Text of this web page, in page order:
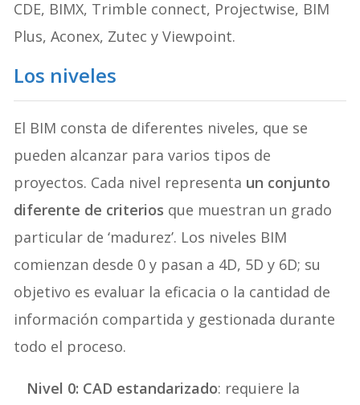
CDE, BIMX, Trimble connect, Projectwise, BIM
Plus, Aconex, Zutec y Viewpoint.
Los niveles
El BIM consta de diferentes niveles, que se
pueden alcanzar para varios tipos de
proyectos. Cada nivel representa un conjunto
diferente de criterios que muestran un grado
particular de ‘madurez’. Los niveles BIM
comienzan desde 0 y pasan a 4D, 5D y 6D; su
objetivo es evaluar la eficacia o la cantidad de
información compartida y gestionada durante
todo el proceso.
Nivel 0: CAD estandarizado: requiere la